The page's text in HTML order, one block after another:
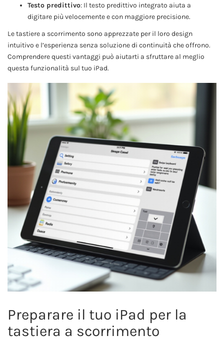
Testo predittivo: Il testo predittivo integrato aiuta a
digitare più velocemente e con maggiore precisione.
Le tastiere a scorrimento sono apprezzate per il loro design
intuitivo e l’esperienza senza soluzione di continuità che offrono.
Comprendere questi vantaggi può aiutarti a sfruttare al meglio
questa funzionalità sul tuo iPad.
Preparare il tuo iPad per la
tastiera a scorrimento